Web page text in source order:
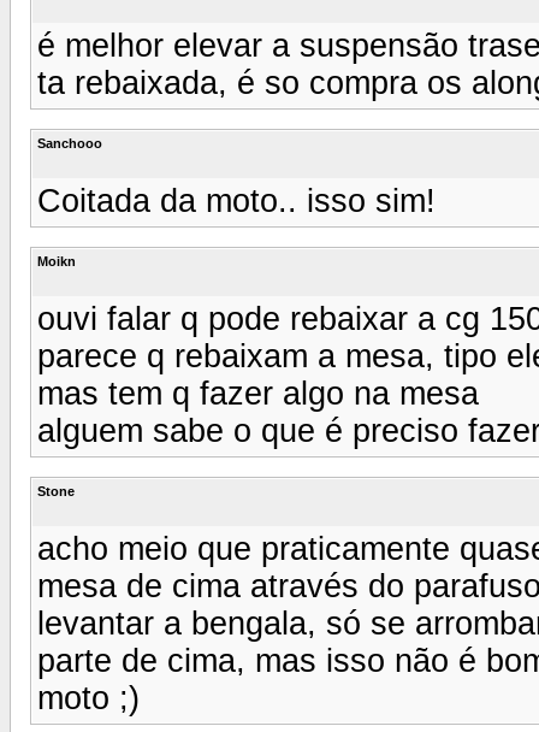
é melhor elevar a suspensão
ta rebaixada, é so compra os
Sanchooo
Coitada da moto.. isso sim!
Moikn
ouvi falar q pode rebaixar a cg
parece q rebaixam a mesa, tipo
mas tem q fazer algo na mesa
alguem sabe o que é preciso
Stone
acho meio que praticamente
mesa de cima através do
levantar a bengala, só se
parte de cima, mas isso não é
moto ;)